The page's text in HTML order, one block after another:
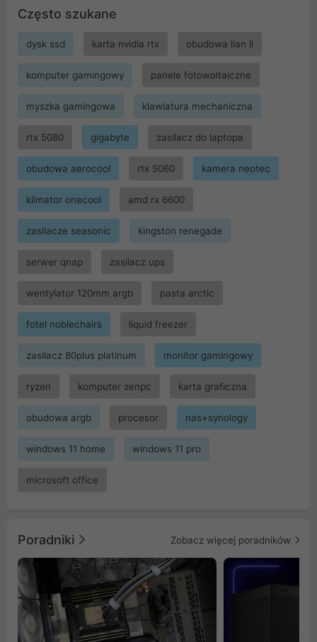
Często szukane
dysk ssd karta nvidia rtx obudowa lian li
komputer gamingowy panele fotowoltaiczne
myszka gamingowa klawiatura mechaniczna
rtx 5080 gigabyte zasilacz do laptopa
obudowa aerocool rtx 5060 kamera neotec
klimator onecool amd rx 6600
zasilacze seasonic kingston renegade
serwer qnap zasilacz ups
wentylator 120mm argb pasta arctic
fotel noblechairs liquid freezer
zasilacz 80plus platinum monitor gamingowy
ryzen komputer zenpc karta graficzna
obudowa argb procesor nas+synology
windows 11 home windows 11 pro
microsoft office
Poradniki Zobacz więcej poradników